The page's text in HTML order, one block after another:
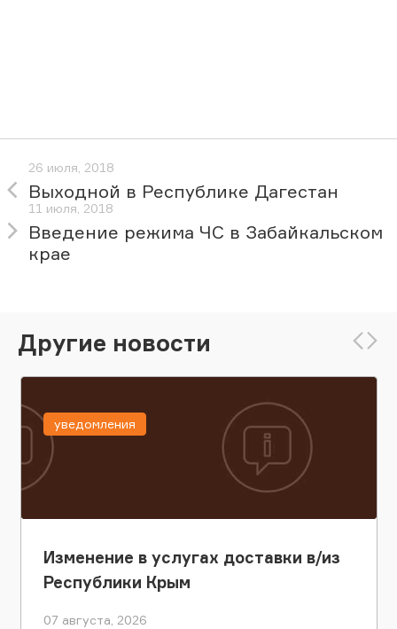
26 июля, 2018
Выходной в Республике Дагестан
11 июля, 2018
Введение режима ЧС в Забайкальском
крае
Другие новости
Изменение в услугах доставки в/из
Республики Крым
07 августа, 2026
уведомления